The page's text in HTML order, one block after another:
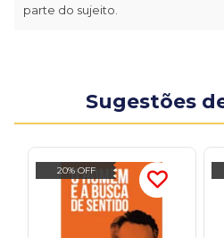
parte do sujeito.
Sugestões
20% OFF